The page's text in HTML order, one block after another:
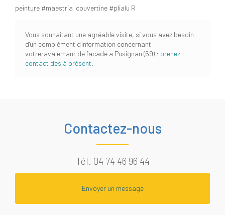
peinture #maestria couvertine #plialu R
Vous souhaitant une agréable visite, si vous avez besoin
d'un complément d'information concernant
votreravalemanr de facade a Pusignan (69) : prenez
contact dès à présent
Contactez-nous
Tél. 04 74 46 96 44
Envoyer un message